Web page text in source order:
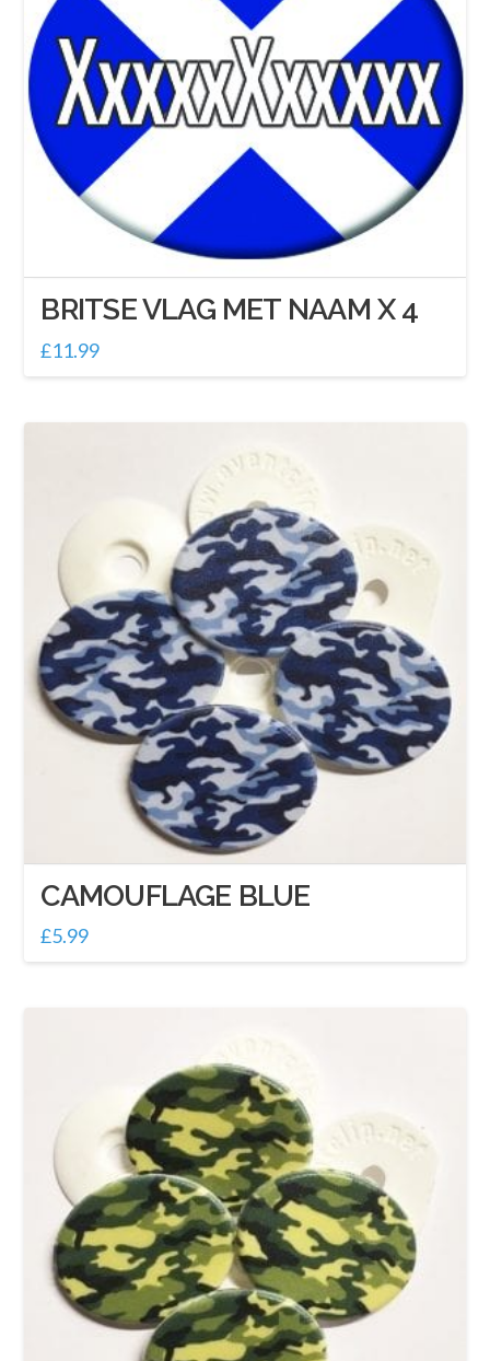
BRITSE VLAG MET NAAM X 4
£11.99
CAMOUFLAGE BLUE
£5.99